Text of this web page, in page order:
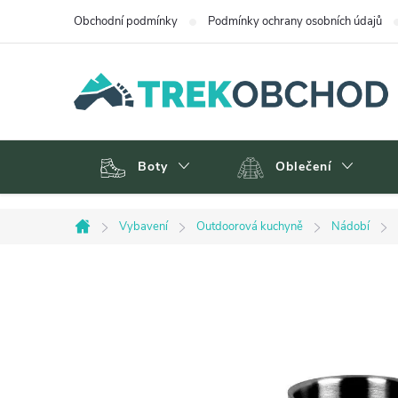
Obchodní podmínky Podmínky ochrany osobních údajů
Boty Oblečení
Domů
Vybavení Outdoorová kuchyně Nádobí